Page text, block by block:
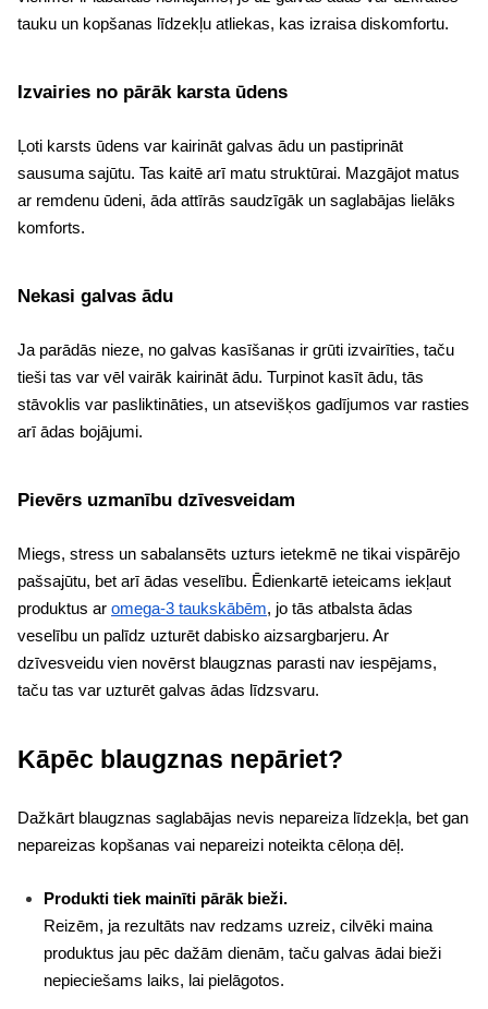
tauku un kopšanas līdzekļu atliekas, kas izraisa diskomfortu.
Izvairies no pārāk karsta ūdens
Ļoti karsts ūdens var kairināt galvas ādu un pastiprināt
sausuma sajūtu. Tas kaitē arī matu struktūrai. Mazgājot matus
ar remdenu ūdeni, āda attīrās saudzīgāk un saglabājas lielāks
komforts.
Nekasi galvas ādu
Ja parādās nieze, no galvas kasīšanas ir grūti izvairīties, taču
tieši tas var vēl vairāk kairināt ādu. Turpinot kasīt ādu, tās
stāvoklis var pasliktināties, un atsevišķos gadījumos var rasties
arī ādas bojājumi.
Pievērs uzmanību dzīvesveidam
Miegs, stress un sabalansēts uzturs ietekmē ne tikai vispārējo
pašsajūtu, bet arī ādas veselību. Ēdienkartē ieteicams iekļaut
produktus ar omega-3 taukskābēm, jo tās atbalsta ādas
veselību un palīdz uzturēt dabisko aizsargbarjeru. Ar
dzīvesveidu vien novērst blaugznas parasti nav iespējams,
taču tas var uzturēt galvas ādas līdzsvaru.
Kāpēc blaugznas nepāriet?
Dažkārt blaugznas saglabājas nevis nepareiza līdzekļa, bet gan
nepareizas kopšanas vai nepareizi noteikta cēloņa dēļ.
Produkti tiek mainīti pārāk bieži.
Reizēm, ja rezultāts nav redzams uzreiz, cilvēki maina
produktus jau pēc dažām dienām, taču galvas ādai bieži
nepieciešams laiks, lai pielāgotos.